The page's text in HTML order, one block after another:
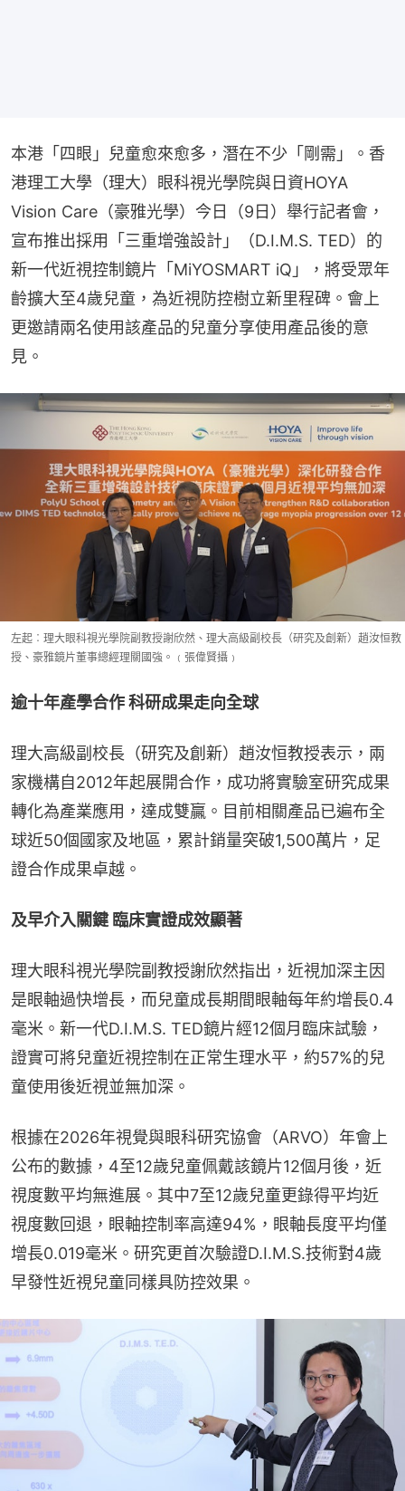
本港「四眼」兒童愈來愈多，潛在不少「剛需」。香
港理工大學（理大）眼科視光學院與日資HOYA
Vision Care（豪雅光學）今日（9日）舉行記者會，
宣布推出採用「三重增強設計」（D.I.M.S. TED）的
新一代近視控制鏡片「MiYOSMART iQ」，將受眾年
齡擴大至4歲兒童，為近視防控樹立新里程碑。會上
更邀請兩名使用該產品的兒童分享使用產品後的意
見。
左起︰理大眼科視光學院副教授謝欣然、理大高級副校長（研究及創新）趙汝恒教
授、豪雅鏡片董事總經理關國強。﹙張偉賢攝﹚
逾十年產學合作 科研成果走向全球
理大高級副校長（研究及創新）趙汝恒教授表示，兩
家機構自2012年起展開合作，成功將實驗室研究成果
轉化為產業應用，達成雙贏。目前相關產品已遍布全
球近50個國家及地區，累計銷量突破1,500萬片，足
證合作成果卓越。
及早介入關鍵 臨床實證成效顯著
理大眼科視光學院副教授謝欣然指出，近視加深主因
是眼軸過快增長，而兒童成長期間眼軸每年約增長0.4
毫米。新一代D.I.M.S. TED鏡片經12個月臨床試驗，
證實可將兒童近視控制在正常生理水平，約57%的兒
童使用後近視並無加深。
根據在2026年視覺與眼科研究協會（ARVO）年會上
公布的數據，4至12歲兒童佩戴該鏡片12個月後，近
視度數平均無進展。其中7至12歲兒童更錄得平均近
視度數回退，眼軸控制率高達94%，眼軸長度平均僅
增長0.019毫米。研究更首次驗證D.I.M.S.技術對4歲
早發性近視兒童同樣具防控效果。